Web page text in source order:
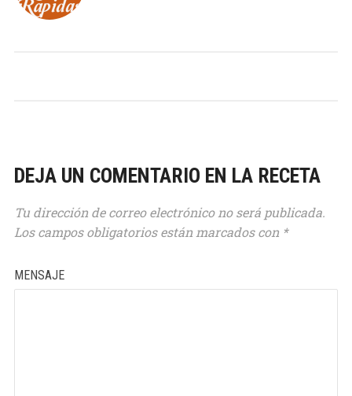
DEJA UN COMENTARIO EN LA RECETA
Tu dirección de correo electrónico no será publicada.
Los campos obligatorios están marcados con *
MENSAJE